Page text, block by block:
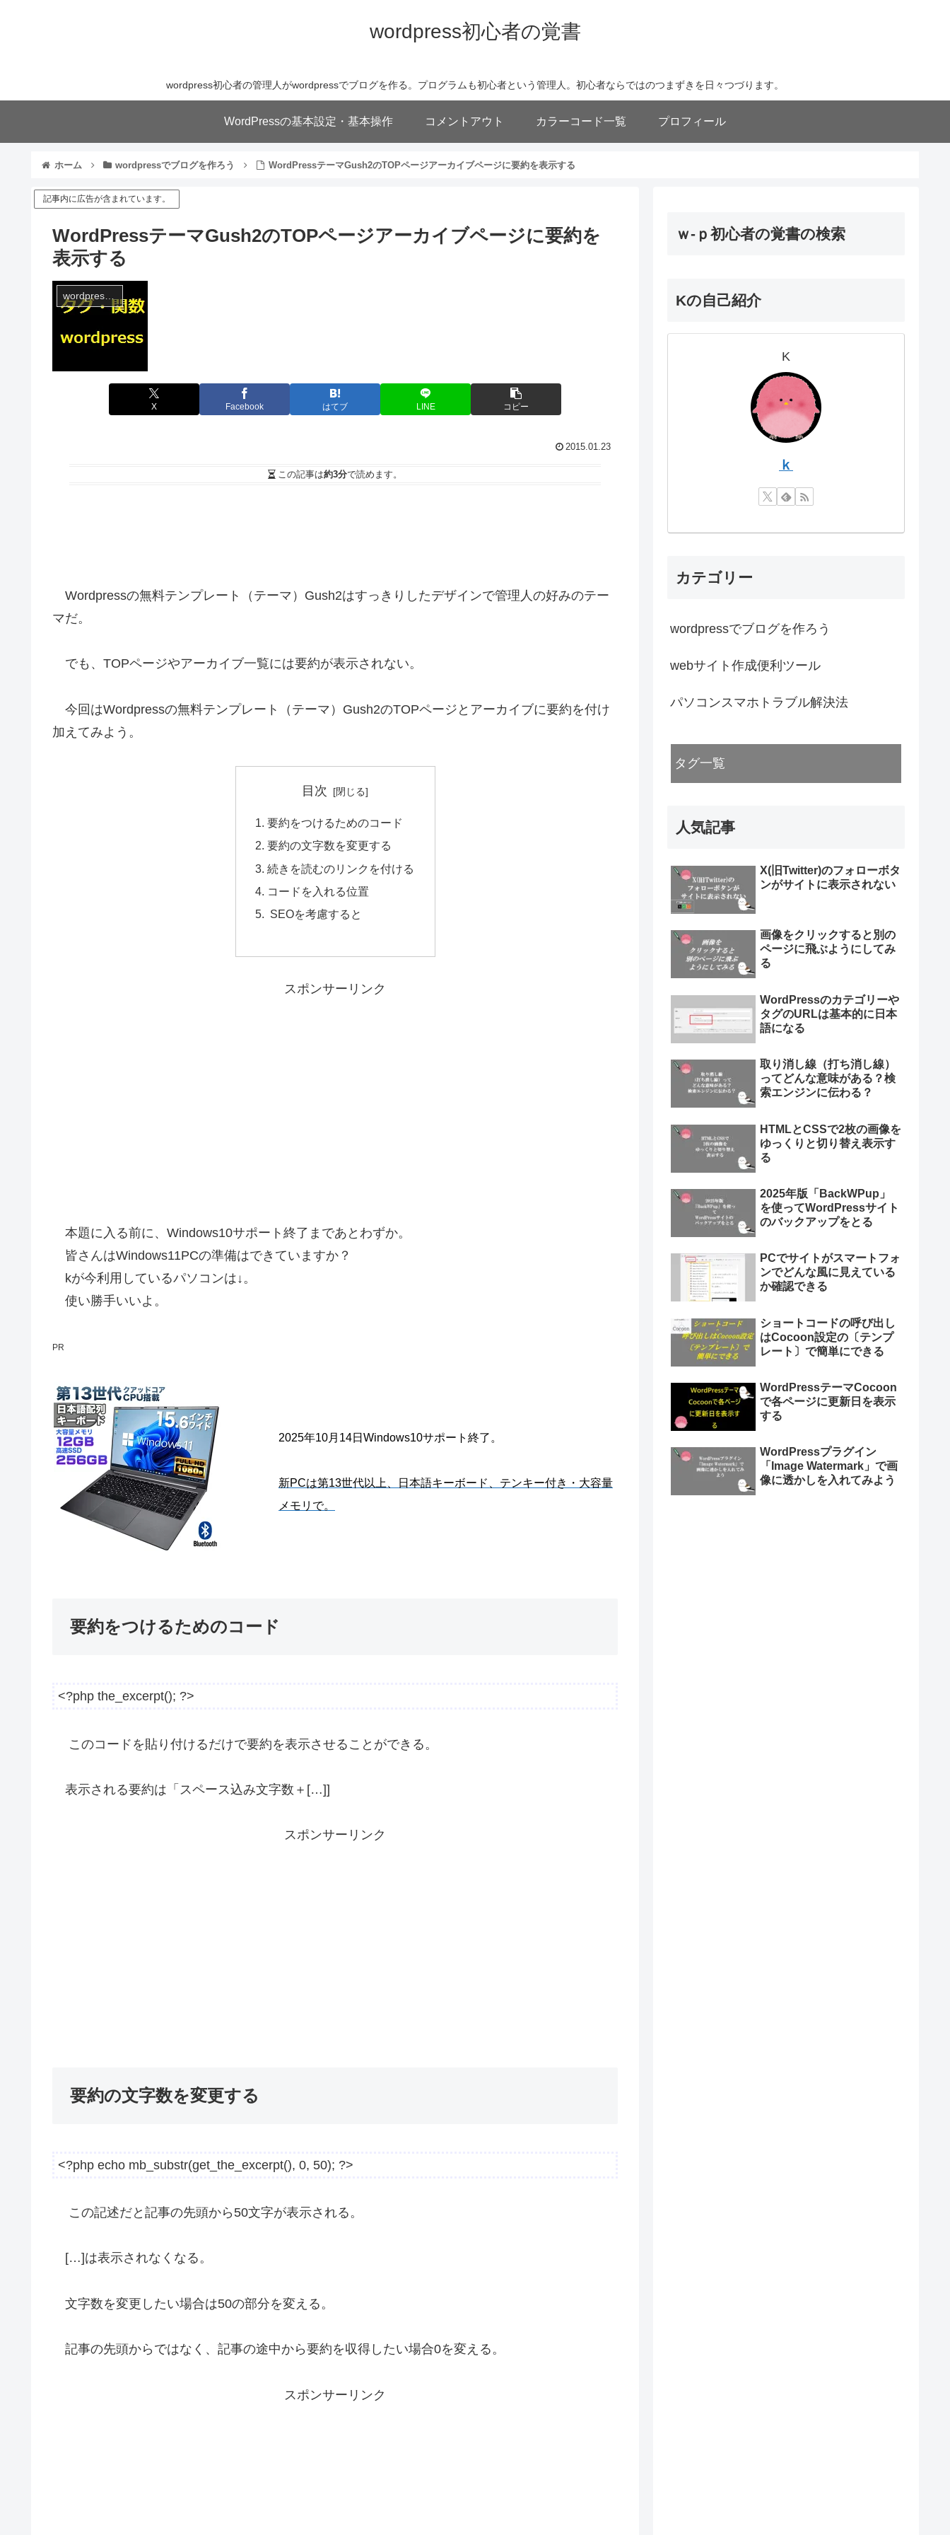
wordpress初心者の覚書
wordpress初心者の管理人がwordpressでブログを作る。プログラムも初心者という管理人。初心者ならではのつまずきを日々つづります。
WordPressの基本設定・基本操作 コメントアウト カラーコード一覧 プロフィール
ホーム wordpressでブログを作ろう WordPressテーマGush2のTOPページアーカイブページに要約を表示する
記事内に広告が含まれています。
WordPressテーマGush2のTOPページアーカイブページに要約を
表示する
wordpressでブログを作ろう
X Facebook はてブ LINE コピー
2015.01.23
この記事は約3分で読めます。
Wordpressの無料テンプレート（テーマ）Gush2はすっきりしたデザインで管理人の好みのテー
マだ。
でも、TOPページやアーカイブ一覧には要約が表示されない。
今回はWordpressの無料テンプレート（テーマ）Gush2のTOPページとアーカイブに要約を付け
加えてみよう。
目次
要約をつけるためのコード
要約の文字数を変更する
続きを読むのリンクを付ける
コードを入れる位置
SEOを考慮すると
スポンサーリンク
本題に入る前に、Windows10サポート終了まであとわずか。
皆さんはWindows11PCの準備はできていますか？
kが今利用しているパソコンは↓。
使い勝手いいよ。
PR
2025年10月14日Windows10サポート終了。
新PCは第13世代以上、日本語キーボード、テンキー付き・大容量
メモリで。
要約をつけるためのコード
<?php the_excerpt(); ?>
このコードを貼り付けるだけで要約を表示させることができる。
表示される要約は「スペース込み文字数＋[…]]
スポンサーリンク
要約の文字数を変更する
<?php echo mb_substr(get_the_excerpt(), 0, 50); ?>
この記述だと記事の先頭から50文字が表示される。
[…]は表示されなくなる。
文字数を変更したい場合は50の部分を変える。
記事の先頭からではなく、記事の途中から要約を収得したい場合0を変える。
スポンサーリンク
ｗ-ｐ初心者の覚書の検索
Kの自己紹介
K
ｋ
カテゴリー
wordpressでブログを作ろう
webサイト作成便利ツール
パソコンスマホトラブル解決法
タグ一覧
人気記事
X(旧Twitter)のフォローボタ
ンがサイトに表示されない
画像をクリックすると別の
ページに飛ぶようにしてみ
る
WordPressのカテゴリーや
タグのURLは基本的に日本
語になる
取り消し線（打ち消し線）
ってどんな意味がある？検
索エンジンに伝わる？
HTMLとCSSで2枚の画像を
ゆっくりと切り替え表示す
る
2025年版「BackWPup」
を使ってWordPressサイト
のバックアップをとる
PCでサイトがスマートフォ
ンでどんな風に見えている
か確認できる
ショートコードの呼び出し
はCocoon設定の〔テンプ
レート〕で簡単にできる
WordPressテーマCocoon
で各ページに更新日を表示
する
WordPressプラグイン
「Image Watermark」で画
像に透かしを入れてみよう